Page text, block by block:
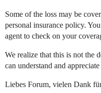
Some of the loss may be
personal insurance policy.
agent to check on your
We realize that this is not the
can understand and
Liebes Forum, vielen Dank